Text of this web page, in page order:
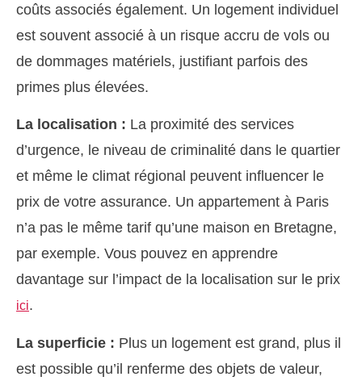
coûts associés également. Un logement individuel
est souvent associé à un risque accru de vols ou
de dommages matériels, justifiant parfois des
primes plus élevées.
La localisation : La proximité des services
d’urgence, le niveau de criminalité dans le quartier
et même le climat régional peuvent influencer le
prix de votre assurance. Un appartement à Paris
n’a pas le même tarif qu’une maison en Bretagne,
par exemple. Vous pouvez en apprendre
davantage sur l’impact de la localisation sur le prix
ici.
La superficie : Plus un logement est grand, plus il
est possible qu’il renferme des objets de valeur,